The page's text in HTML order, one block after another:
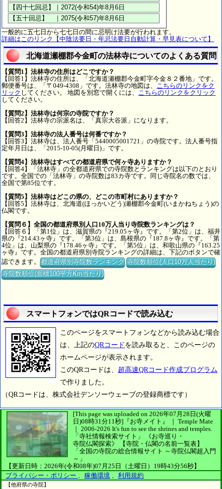
一般的に五七日から七七日の間に忌明け法要が行われます。
詳細はこのリンク【中陰法要日・年忌法要日自動計算・早見表について】
北海道瀬棚郡今金町の法林寺についてのよくある質問
【質問1】法林寺の住所はどこですか？
【回答1】法林寺の住所は、「北海道瀬棚郡今金町字今金８２番地」です。
郵便番号は、「〒049-4308」です。法林寺の地図は、 こちらのリンクをク
リック してください。 地図を別窓で開くには、 こちらのリンクをクリック
してください。
【質問2】法林寺は何宗の寺院ですか？
【回答2】法林寺の宗派名は、「真宗大谷派」になります。
【質問3】法林寺の法人番号は何番ですか？
【回答3】法林寺は、法人番号「5440005001721」の寺院です。法人番号指
定年月日は、「2015-10-05(月曜日)」です。
【質問4】法林寺はすべての都道府県で何ヶ寺ありますか？
【回答4】「法林寺」の全都道府県での寺院数とランキングは以下のとおり
です。全国での「法林寺」の寺院数は83カ寺です。同じ寺院名の数では、
全国で第85位です。
【質問5】法林寺はどこの県の、どこの市町村にありますか？
【回答5】法林寺は、北海道(ほっかいどう)瀬棚郡今金町(いまかねちょう)の
仏閣です。
【質問６】全国の都道府県別人口10万人当り寺院数ランキングは？
【回答６】「第1位」は、滋賀県の『219.05ヶ寺』です。「第2位」は、福井
県の『214.43ヶ寺』です。「第3位」は、島根県の『187.8ヶ寺』です。「第
4位」は、山梨県の『178.46ヶ寺』です。「第5位」は、和歌山県の『163.25
ヶ寺』です。全国の都道府県別寺院ランキングの詳細は、下記のボタンで確
認できます。都道府県別寺院数ランキング 寺院数順位(人口10万人当たり)
寺院数順位(面積100平方Km当たり)
スマートフォンではQRコードで読み込む
このページをスマートフォンなどから読み込む場合
は、上記のQRコード を読み取ると、このページの
ホームページが表示されます。
このQRコードは、 超高速QRコード作成プログラム
で作りました。
（QRコードは、株式会社デンソーウェーブの登録商標です）
[This page was uploaded on 2026年07月28日(火曜
日)08時31分11秒] 『お寺メイト』 ｜ Temple Mate
｜ 2006-2026 It's fun to see the shrines and temples.
「寺社情報検索サイト」
《お寺巡り・
寺院仏閣探索》
【寺院・仏閣の名前一覧表】
「全国の寺院の総合情報サイト ～寺院仏閣超入門
～」
【更新日時：2026年(令和08年)07月25日（土曜日）19時43分56秒】
プライバシー・ポリシー 、 稼働環境 、 利用規約
【他府県の寺院】